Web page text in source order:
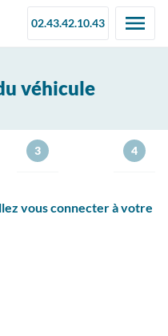
02.43.42.10.43
véhicule
3 4
vous connecter à votre